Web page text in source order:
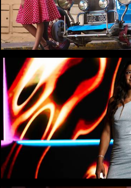
1074
1066